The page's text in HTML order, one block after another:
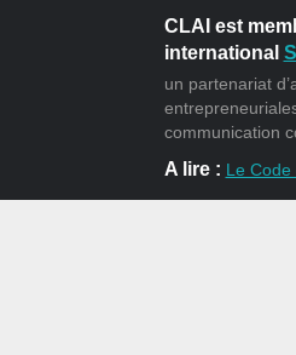
CLAI est
international
un partenariat
communication
A lire : Le Code